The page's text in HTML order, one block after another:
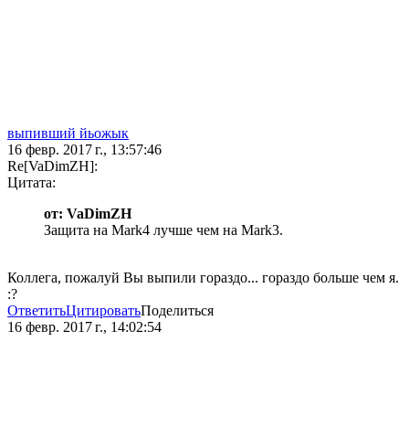
выпивший йьожык
16 февр. 2017 г., 13:57:46
Re[VaDimZH]:
Цитата:
от: VaDimZH
Защита на Mark4 лучше чем на Mark3.
Коллега, пожалуй Вы выпили гораздо... гораздо больше чем я.
:?
ОтветитьЦитироватьПоделиться
16 февр. 2017 г., 14:02:54